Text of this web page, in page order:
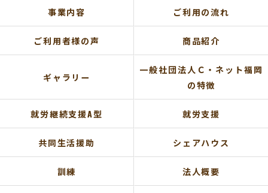
事業内容 ご利用の流れ
ご利用者様の声 商品紹介
ギャラリー
一般社団法人Ｃ・ネット福岡
の特徴
就労継続支援A型 就労支援
共同生活援助 シェアハウス
訓練 法人概要